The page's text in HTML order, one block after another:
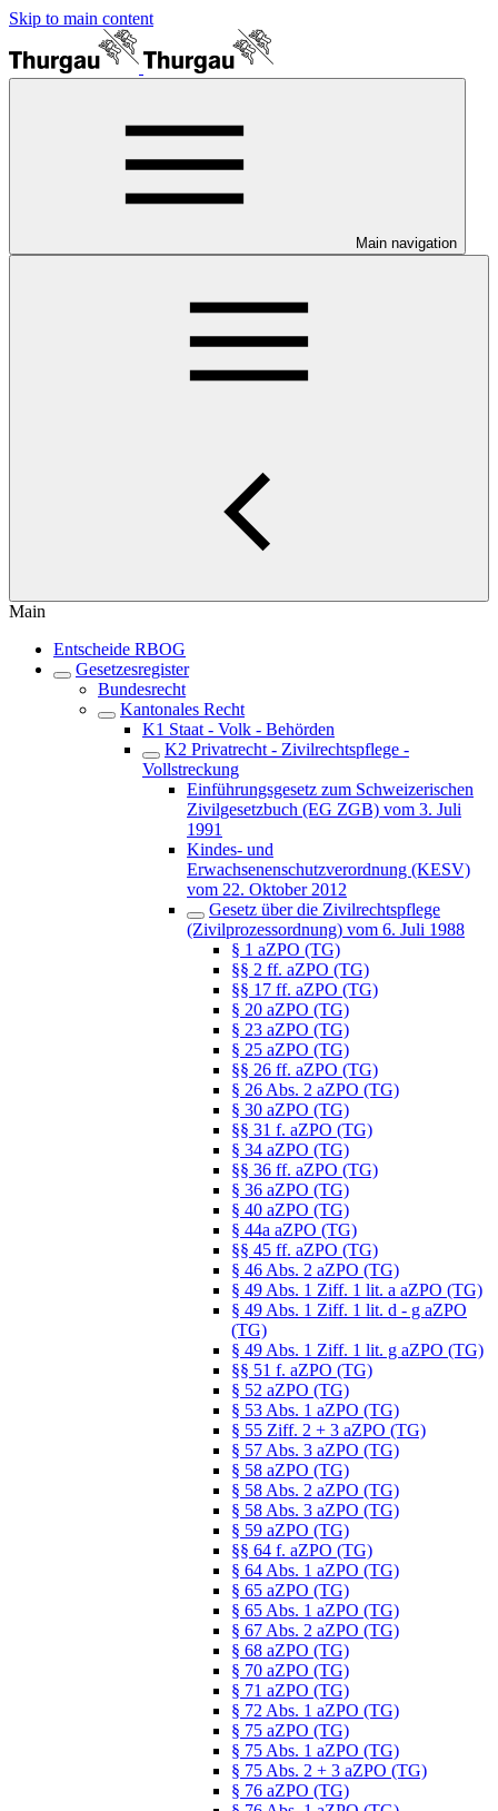
Skip to main content
Main navigation
Main
Entscheide RBOG
Gesetzesregister
Bundesrecht
Kantonales Recht
K1 Staat - Volk - Behörden
K2 Privatrecht - Zivilrechtspflege -
Vollstreckung
Einführungsgesetz zum Schweizerischen
Zivilgesetzbuch (EG ZGB) vom 3. Juli
1991
Kindes- und
Erwachsenenschutzverordnung (KESV)
vom 22. Oktober 2012
Gesetz über die Zivilrechtspflege
(Zivilprozessordnung) vom 6. Juli 1988
§ 1 aZPO (TG)
§§ 2 ff. aZPO (TG)
§§ 17 ff. aZPO (TG)
§ 20 aZPO (TG)
§ 23 aZPO (TG)
§ 25 aZPO (TG)
§§ 26 ff. aZPO (TG)
§ 26 Abs. 2 aZPO (TG)
§ 30 aZPO (TG)
§§ 31 f. aZPO (TG)
§ 34 aZPO (TG)
§§ 36 ff. aZPO (TG)
§ 36 aZPO (TG)
§ 40 aZPO (TG)
§ 44a aZPO (TG)
§§ 45 ff. aZPO (TG)
§ 46 Abs. 2 aZPO (TG)
§ 49 Abs. 1 Ziff. 1 lit. a aZPO (TG)
§ 49 Abs. 1 Ziff. 1 lit. d - g aZPO
(TG)
§ 49 Abs. 1 Ziff. 1 lit. g aZPO (TG)
§§ 51 f. aZPO (TG)
§ 52 aZPO (TG)
§ 53 Abs. 1 aZPO (TG)
§ 55 Ziff. 2 + 3 aZPO (TG)
§ 57 Abs. 3 aZPO (TG)
§ 58 aZPO (TG)
§ 58 Abs. 2 aZPO (TG)
§ 58 Abs. 3 aZPO (TG)
§ 59 aZPO (TG)
§§ 64 f. aZPO (TG)
§ 64 Abs. 1 aZPO (TG)
§ 65 aZPO (TG)
§ 65 Abs. 1 aZPO (TG)
§ 67 Abs. 2 aZPO (TG)
§ 68 aZPO (TG)
§ 70 aZPO (TG)
§ 71 aZPO (TG)
§ 72 Abs. 1 aZPO (TG)
§ 75 aZPO (TG)
§ 75 Abs. 1 aZPO (TG)
§ 75 Abs. 2 + 3 aZPO (TG)
§ 76 aZPO (TG)